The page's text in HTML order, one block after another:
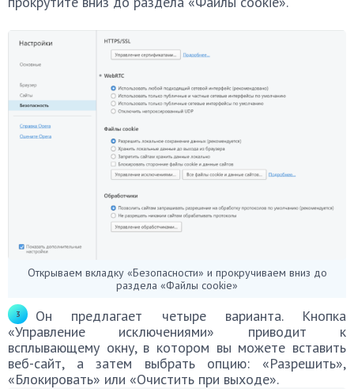
Открываем вкладку «Безопасности» и прокручиваем вниз до
раздела «Файлы cookie»
Он предлагает четыре варианта. Кнопка
«Управление исключениями» приводит к
всплывающему окну, в котором вы можете вставить
веб-сайт, а затем выбрать опцию: «Разрешить»,
«Блокировать» или «Очистить при выходе».